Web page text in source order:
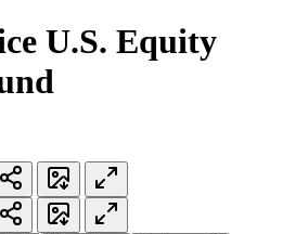
U.S. Equity